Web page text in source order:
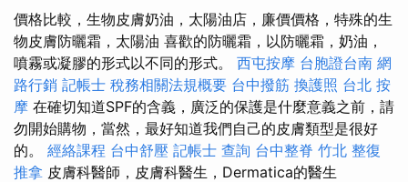
價格比較，生物皮膚奶油，太陽油店，廉價價格，特殊的生
物皮膚防曬霜，太陽油 喜歡的防曬霜，以防曬霜，奶油，
噴霧或凝膠的形式以不同的形式。 西屯按摩 台胞證台南 網
路行銷 記帳士 稅務相關法規概要 台中撥筋 換護照 台北 按
摩 在確切知道SPF的含義，廣泛的保護是什麼意義之前，請
勿開始購物，當然，最好知道我們自己的皮膚類型是很好
的。 經絡課程 台中舒壓 記帳士 查詢 台中整脊 竹北 整復
推拿 皮膚科醫師，皮膚科醫生，Dermatica的醫生